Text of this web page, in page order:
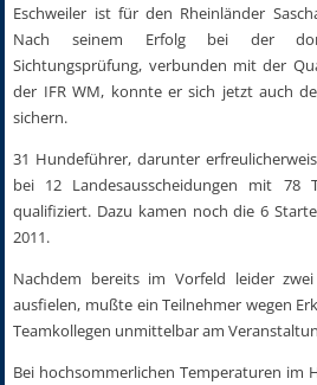
Eschweiler ist für den Rheinländer
Nach seinem Erfolg bei der
Sichtungsprüfung, verbunden mit der
der IFR WM, konnte er sich jetzt auch
sichern.
31 Hundeführer, darunter
bei 12 Landesausscheidungen mit 78
qualifiziert. Dazu kamen noch die 6
2011.
Nachdem bereits im Vorfeld leider
ausfielen, mußte ein Teilnehmer wegen
Teamkollegen unmittelbar am
Bei hochsommerlichen Temperaturen im